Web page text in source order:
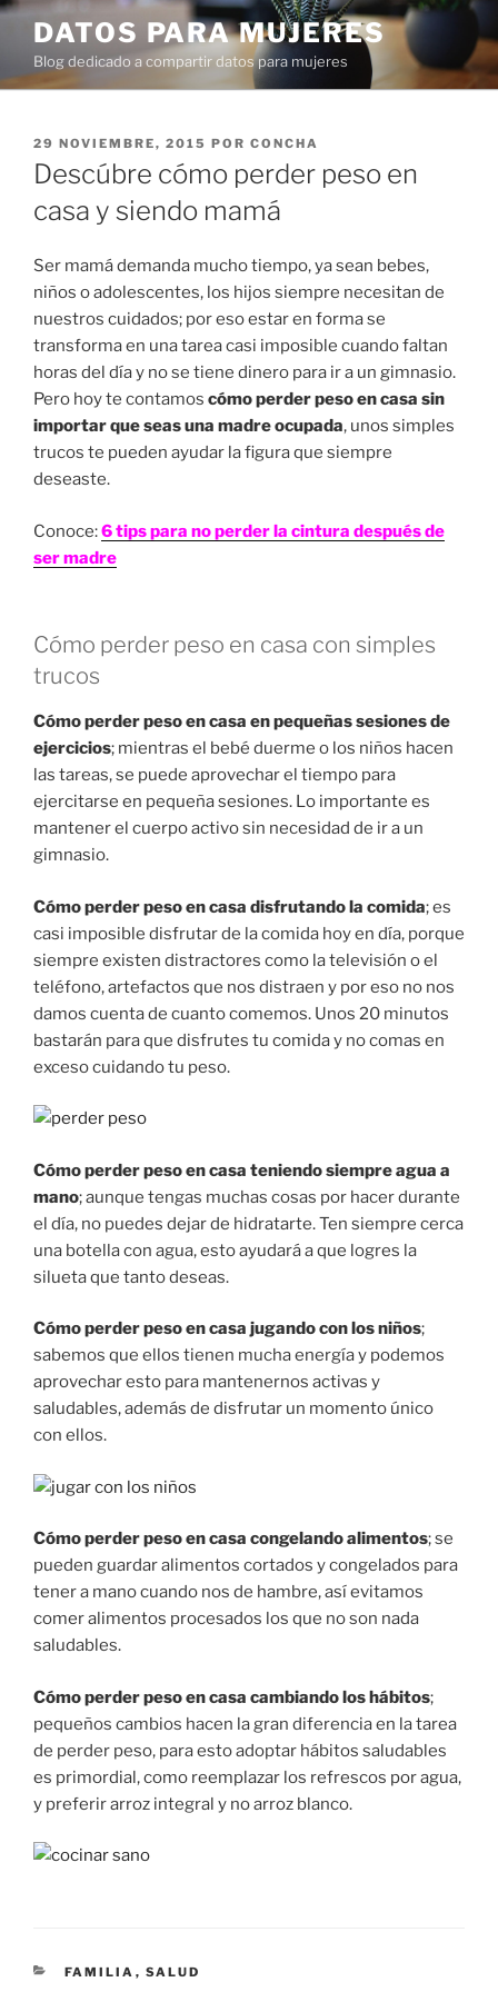
Ir
contenido
DATOS PARA MUJERES
Blog dedicado a compartir datos para mujeres
PUBLICADO
EN
29 NOVIEMBRE, 2015 POR CONCHA
Descúbre cómo perder peso en
casa y siendo mamá
Ser mamá demanda mucho tiempo, ya sean bebes,
niños o adolescentes, los hijos siempre necesitan de
nuestros cuidados; por eso estar en forma se
transforma en una tarea casi imposible cuando faltan
horas del día y no se tiene dinero para ir a un gimnasio.
Pero hoy te contamos cómo perder peso en casa sin
importar que seas una madre ocupada, unos simples
trucos te pueden ayudar la figura que siempre
deseaste.
Conoce:6 tips para no perder la cintura después de
ser madre
Cómo perder peso en casa con simples
trucos
Cómo perder peso en casa en pequeñas sesiones de
ejercicios; mientras el bebé duerme o los niños hacen
las tareas, se puede aprovechar el tiempo para
ejercitarse en pequeña sesiones. Lo importante es
mantener el cuerpo activo sin necesidad de ir a un
gimnasio.
Cómo perder peso en casa disfrutando la comida; es
casi imposible disfrutar de la comida hoy en día, porque
siempre existen distractores como la televisión o el
teléfono, artefactos que nos distraen y por eso no nos
damos cuenta de cuanto comemos. Unos 20 minutos
bastarán para que disfrutes tu comida y no comas en
exceso cuidando tu peso.
Cómo perder peso en casa teniendo siempre agua a
mano; aunque tengas muchas cosas por hacer durante
el día, no puedes dejar de hidratarte. Ten siempre cerca
una botella con agua, esto ayudará a que logres la
silueta que tanto deseas.
Cómo perder peso en casa jugando con los niños;
sabemos que ellos tienen mucha energía y podemos
aprovechar esto para mantenernos activas y
saludables, además de disfrutar un momento único
con ellos.
Cómo perder peso en casa congelando alimentos; se
pueden guardar alimentos cortados y congelados para
tener a mano cuando nos de hambre, así evitamos
comer alimentos procesados los que no son nada
saludables.
Cómo perder peso en casa cambiando los hábitos;
pequeños cambios hacen la gran diferencia en la tarea
de perder peso, para esto adoptar hábitos saludables
es primordial, como reemplazar los refrescos por agua,
y preferir arroz integral y no arroz blanco.
CATEGORÍAS
FAMILIA , SALUD